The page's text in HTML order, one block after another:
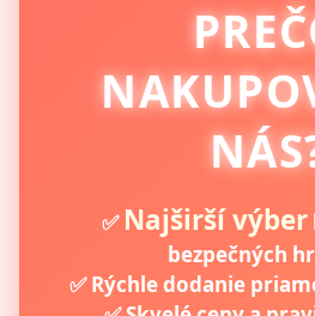
✅ Najširší výber
bezpečných
✅ Rýchle dodanie